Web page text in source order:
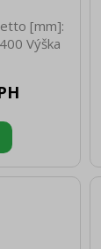
[mm]:
Výška
Hloubka
[mm]:
Průměr
[mm]:
S